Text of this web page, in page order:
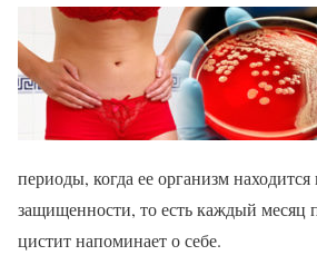
периоды, когда ее организм
защищенности, то есть каждый месяц
цистит напоминает о себе.